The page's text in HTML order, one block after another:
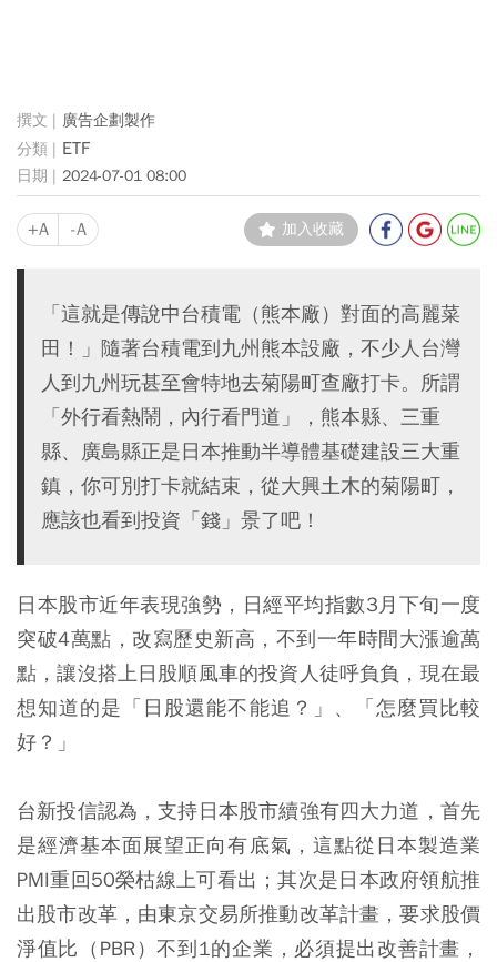
廣告企劃製作
ETF
2024-07-01 08:00
+A -A 加入收藏
「這就是傳說中台積電（熊本廠）對面的高麗菜
田！」隨著台積電到九州熊本設廠，不少人台灣
人到九州玩甚至會特地去菊陽町查廠打卡。所謂
「外行看熱鬧，內行看門道」，熊本縣、三重
縣、廣島縣正是日本推動半導體基礎建設三大重
鎮，你可別打卡就結束，從大興土木的菊陽町，
應該也看到投資「錢」景了吧！
日本股市近年表現強勢，日經平均指數3月下旬一度
突破4萬點，改寫歷史新高，不到一年時間大漲逾萬
點，讓沒搭上日股順風車的投資人徒呼負負，現在最
想知道的是「日股還能不能追？」、「怎麼買比較
好？」
台新投信認為，支持日本股市續強有四大力道，首先
是經濟基本面展望正向有底氣，這點從日本製造業
PMI重回50榮枯線上可看出；其次是日本政府領航推
出股市改革，由東京交易所推動改革計畫，要求股價
淨值比（PBR）不到1的企業，必須提出改善計畫，